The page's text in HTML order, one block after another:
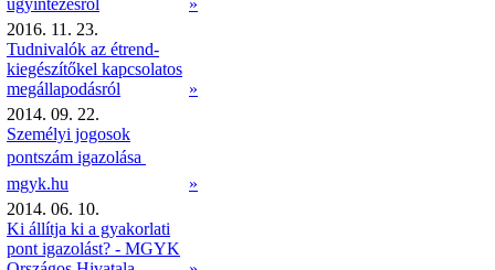
ügyintézésről
»
2016. 11. 23.
Tudnivalók az étrend-
kiegészítőkel kapcsolatos
megállapodásról
»
2014. 09. 22.
Személyi jogosok
pontszám igazolása 
mgyk.hu
»
2014. 06. 10.
Ki állítja ki a gyakorlati
pont igazolást? - MGYK